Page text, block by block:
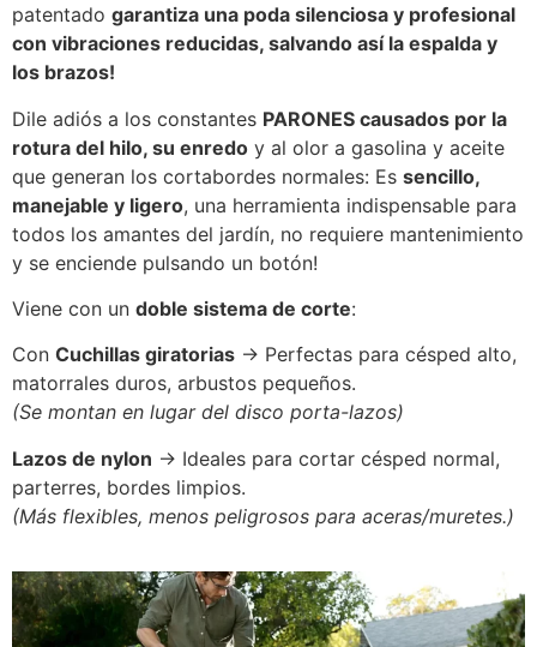
patentado garantiza una poda silenciosa y profesional
con vibraciones reducidas, salvando así la espalda y
los brazos!
Dile adiós a los constantes PARONES causados por la
rotura del hilo, su enredo y al olor a gasolina y aceite
que generan los cortabordes normales: Es sencillo,
manejable y ligero, una herramienta indispensable para
todos los amantes del jardín, no requiere mantenimiento
y se enciende pulsando un botón!
Viene con un doble sistema de corte:
Con Cuchillas giratorias → Perfectas para césped alto,
matorrales duros, arbustos pequeños.
(Se montan en lugar del disco porta-lazos)
Lazos de nylon → Ideales para cortar césped normal,
parterres, bordes limpios.
(Más flexibles, menos peligrosos para aceras/muretes.)